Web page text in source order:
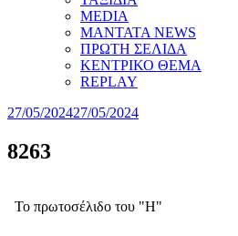
MEDIA
MANTATA NEWS
ΠΡΩΤΗ ΣΕΛΙΔΑ
ΚΕΝΤΡΙΚΟ ΘΕΜΑ
REPLAY
27/05/202427/05/2024
8263
Το πρωτοσέλιδο του "Η"